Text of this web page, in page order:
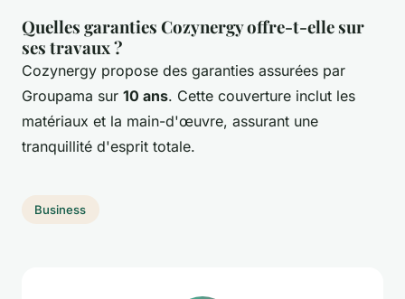
Quelles garanties Cozynergy offre-t-elle sur
ses travaux ?
Cozynergy propose des garanties assurées par
Groupama sur 10 ans. Cette couverture inclut les
matériaux et la main-d'œuvre, assurant une
tranquillité d'esprit totale.
Business